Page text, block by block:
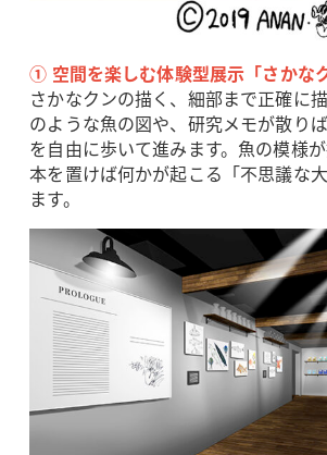
① 空間を楽しむ体験型展示「さかな
さかなクンの描く、細部まで正確に
のような魚の図や、研究メモが散り
を自由に歩いて進みます。魚の模様
本を置けば何かが起こる「不思議な
ます。